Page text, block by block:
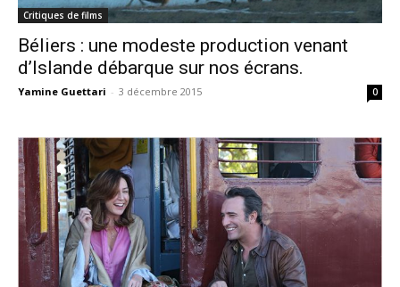
Critiques de films
Béliers : une modeste production venant
d’Islande débarque sur nos écrans.
Yamine Guettari - 3 décembre 2015 0